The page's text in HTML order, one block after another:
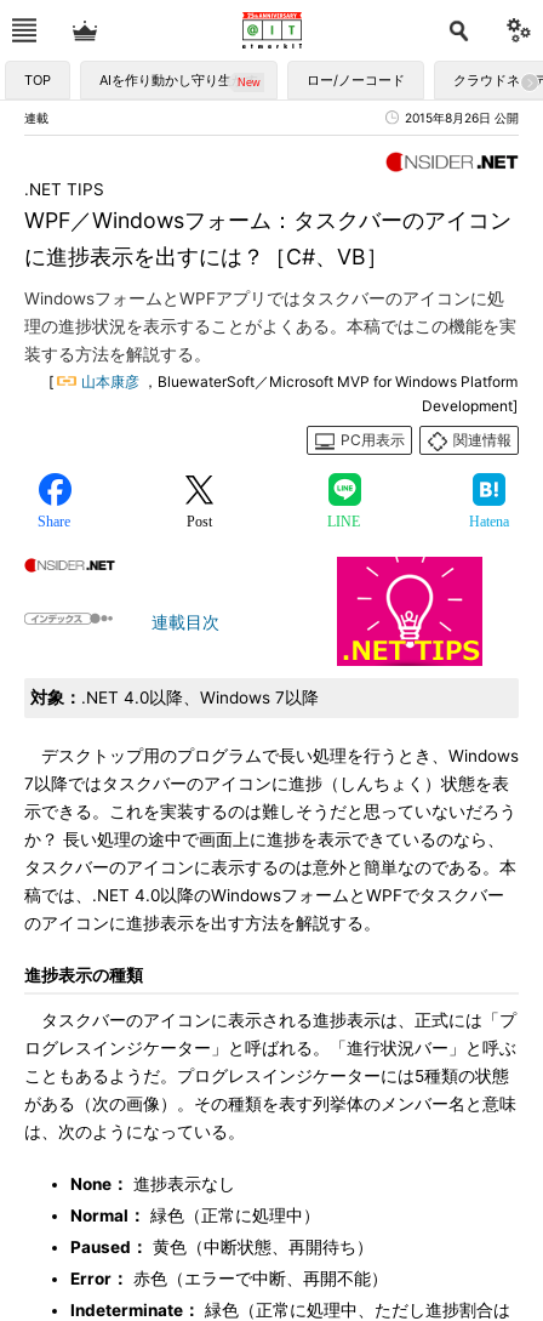
TOP AIを作り動かし守り生かす ロー/ノーコード クラウドネイ
連載 2015年8月26日 公開
WPF／Windowsフォーム：タスクバーのアイコン
に進捗表示を出すには？［C#、VB］
.NET TIPS
WindowsフォームとWPFアプリではタスクバーのアイコンに処
理の進捗状況を表示することがよくある。本稿ではこの機能を実
装する方法を解説する。
[ 山本康彦 ，BluewaterSoft／Microsoft MVP for Windows Platform
Development]
PC用表示
関連情報
Share Post LINE Hatena
連載目次
対象： .NET 4.0以降、Windows 7以降
デスクトップ用のプログラムで長い処理を行うとき、Windows
7以降ではタスクバーのアイコンに進捗（しんちょく）状態を表
示できる。これを実装するのは難しそうだと思っていないだろう
か？ 長い処理の途中で画面上に進捗を表示できているのなら、
タスクバーのアイコンに表示するのは意外と簡単なのである。本
稿では、.NET 4.0以降のWindowsフォームとWPFでタスクバー
のアイコンに進捗表示を出す方法を解説する。
進捗表示の種類
タスクバーのアイコンに表示される進捗表示は、正式には「プ
ログレスインジケーター」と呼ばれる。「進行状況バー」と呼ぶ
こともあるようだ。プログレスインジケーターには5種類の状態
がある（次の画像）。その種類を表す列挙体のメンバー名と意味
は、次のようになっている。
None： 進捗表示なし
Normal： 緑色（正常に処理中）
Paused： 黄色（中断状態、再開待ち）
Error： 赤色（エラーで中断、再開不能）
Indeterminate： 緑色（正常に処理中、ただし進捗割合は